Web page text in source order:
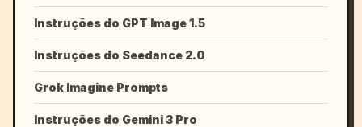
Instruções do GPT Image 1.5
Instruções do Seedance 2.0
Grok Imagine Prompts
Instruções do Gemini 3 Pro